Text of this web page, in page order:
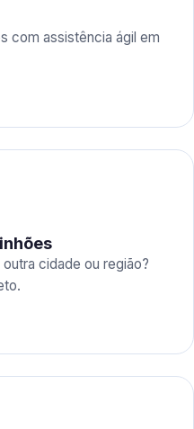
com assistência ágil em
cidade ou região?